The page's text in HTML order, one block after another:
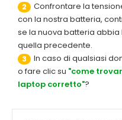
2
Confrontare la
con la nostra batteria,
se la nuova batteria
quella precedente.
3
In caso di qualsiasi
o fare clic su "come
laptop corretto"?